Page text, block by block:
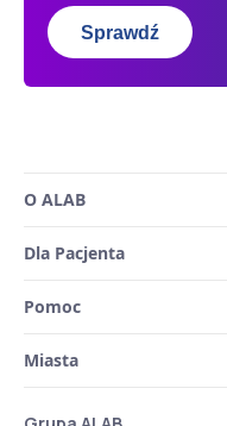
Sprawdź
O ALAB
Dla Pacjenta
Pomoc
Miasta